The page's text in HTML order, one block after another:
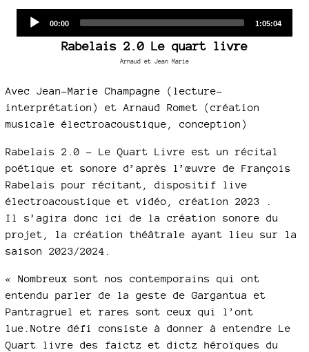
Current
00:00
Total
1:05:04
Rabelais 2.0 Le quart livre
Arnaud et Jean Marie
Avec Jean-Marie Champagne (lecture-
interprétation) et Arnaud Romet (création
musicale électroacoustique, conception)
Rabelais 2.0 - Le Quart Livre est un récital
poétique et sonore d’après l’œuvre de François
Rabelais pour récitant, dispositif live
électroacoustique et vidéo, création 2023 .
Il s’agira donc ici de la création sonore du
projet, la création théâtrale ayant lieu sur la
saison 2023/2024.
« Nombreux sont nos contemporains qui ont
entendu parler de la geste de Gargantua et
Pantragruel et rares sont ceux qui l’ont
lue.Notre défi consiste à donner à entendre Le
Quart livre des faictz et dictz héroïques du